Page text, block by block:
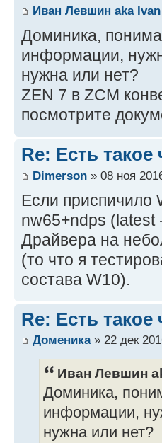
Иван Левшин aka
Доминика,
информации,
нужна или нет?
ZEN 7 в ZCM
посмотрите
Re: Есть
Dimerson » 08 ноя
Если приспичило
nw65+ndps (latest
Драйвера на
(то что я
состава W10).
Re: Есть
Доменика» 22 дек
Иван Левшин
Доминика,
информации,
нужна или нет?